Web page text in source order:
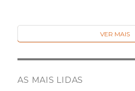
VER MAIS
AS MAIS LIDAS